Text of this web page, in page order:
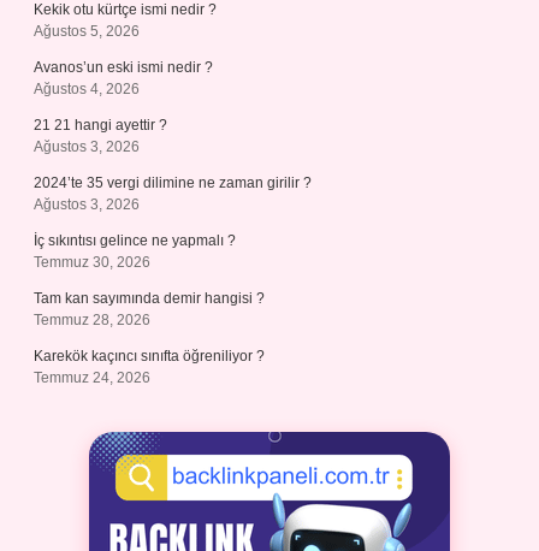
Kekik otu kürtçe ismi nedir ?
Ağustos 5, 2026
Avanos’un eski ismi nedir ?
Ağustos 4, 2026
21 21 hangi ayettir ?
Ağustos 3, 2026
2024’te 35 vergi dilimine ne zaman girilir ?
Ağustos 3, 2026
İç sıkıntısı gelince ne yapmalı ?
Temmuz 30, 2026
Tam kan sayımında demir hangisi ?
Temmuz 28, 2026
Karekök kaçıncı sınıfta öğreniliyor ?
Temmuz 24, 2026